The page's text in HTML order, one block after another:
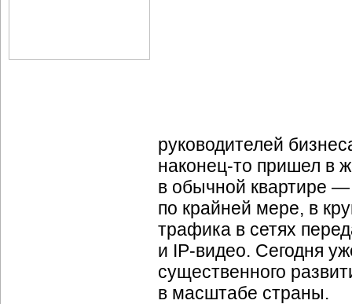
руководителей
наконец-то пришел в
в обычной квартире —
по крайней мере, в
трафика в сетях
и IP-видео. Сегодня
существенного
в масштабе страны.